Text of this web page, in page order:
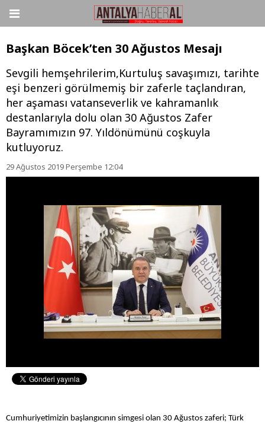
Başkan Böcek’ten 30 Ağustos Mesajı
Sevgili hemşehrilerim,Kurtuluş savaşımızı, tarihte
eşi benzeri görülmemiş bir zaferle taçlandıran,
her aşaması vatanseverlik ve kahramanlık
destanlarıyla dolu olan 30 Ağustos Zafer
Bayramımızın 97. Yıldönümünü coşkuyla
kutluyoruz.
29 Ağustos 2019 Perşembe 12:04
Cumhuriyetimizin başlangıcının simgesi olan 30 Ağustos zaferi; Türk